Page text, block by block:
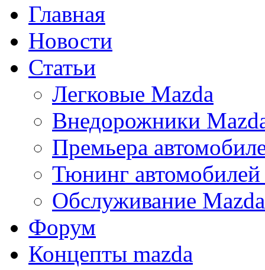
Главная
Новости
Статьи
Легковые Mazda
Внедорожники
Премьера
Тюнинг
Обслуживание Mazda
Форум
Концепты mazda